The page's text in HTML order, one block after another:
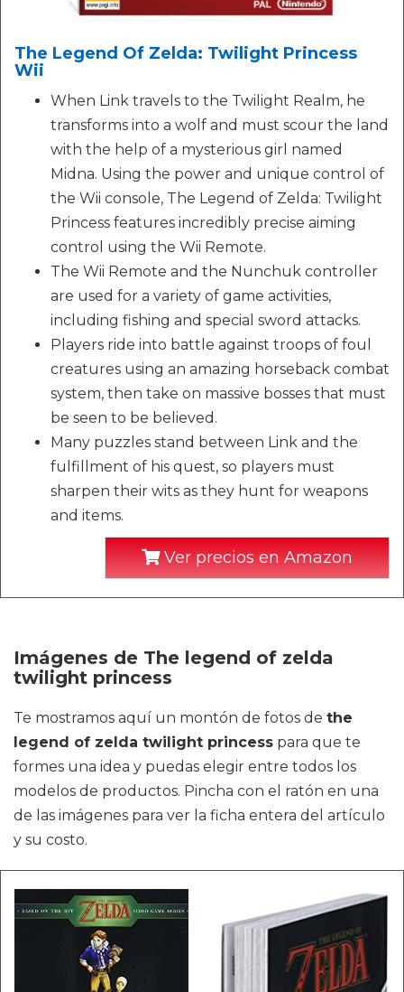
The Legend Of Zelda: Twilight Princess
Wii
When Link travels to the Twilight Realm, he
transforms into a wolf and must scour the land
with the help of a mysterious girl named
Midna. Using the power and unique control of
the Wii console, The Legend of Zelda: Twilight
Princess features incredibly precise aiming
control using the Wii Remote.
The Wii Remote and the Nunchuk controller
are used for a variety of game activities,
including fishing and special sword attacks.
Players ride into battle against troops of foul
creatures using an amazing horseback combat
system, then take on massive bosses that must
be seen to be believed.
Many puzzles stand between Link and the
fulfillment of his quest, so players must
sharpen their wits as they hunt for weapons
and items.
Ver precios en Amazon
Imágenes de The legend of zelda
twilight princess
Te mostramos aquí un montón de fotos de the
legend of zelda twilight princess para que te
formes una idea y puedas elegir entre todos los
modelos de productos. Pincha con el ratón en una
de las imágenes para ver la ficha entera del artículo
y su costo.